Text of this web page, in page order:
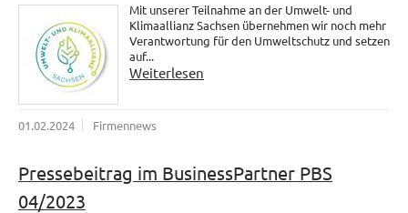
Mit unserer Teilnahme an der Umwelt- und
Klimaallianz Sachsen übernehmen wir noch mehr
Verantwortung für den Umweltschutz und setzen
auf...
Weiterlesen
01.02.2024 Firmennews
Pressebeitrag im BusinessPartner PBS
04/2023